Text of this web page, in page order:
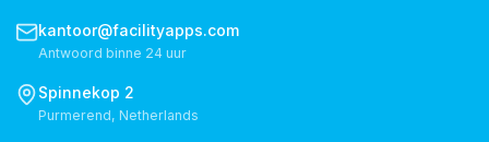
kantoor@facilityapps.com
Antwoord binne 24 uur
Spinnekop 2
Purmerend, Netherlands